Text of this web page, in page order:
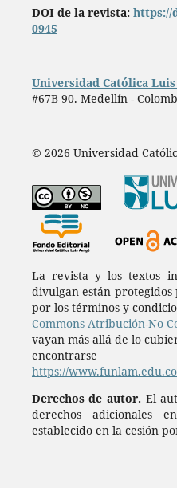
DOI de la revista: https://
0945
Universidad Católica
#67B 90. Medellín -
© 2026 Universidad
La revista y los textos
divulgan están
por los términos y
Commons Atribución-No
vayan más allá de lo
https://
Derechos de autor. El
derechos adicionales
establecido en la cesión